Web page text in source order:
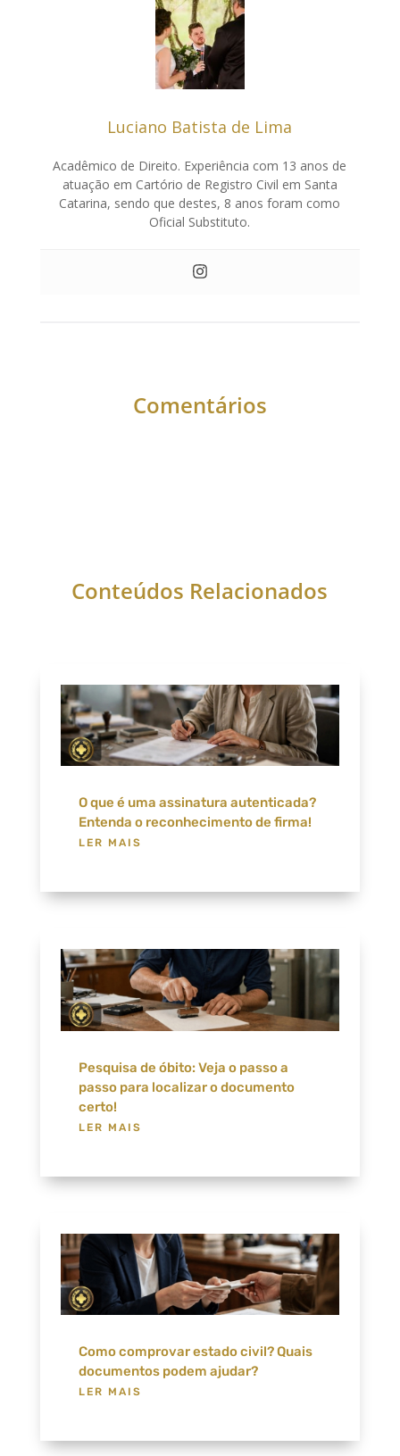
Luciano Batista de Lima
Acadêmico de Direito. Experiência com 13 anos de
atuação em Cartório de Registro Civil em Santa
Catarina, sendo que destes, 8 anos foram como
Oficial Substituto.
Comentários
Conteúdos Relacionados
O que é uma assinatura autenticada?
Entenda o reconhecimento de firma!
LER MAIS
Pesquisa de óbito: Veja o passo a
passo para localizar o documento
certo!
LER MAIS
Como comprovar estado civil? Quais
documentos podem ajudar?
LER MAIS